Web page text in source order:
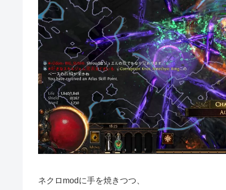
ネクロmodに手を焼きつつ、